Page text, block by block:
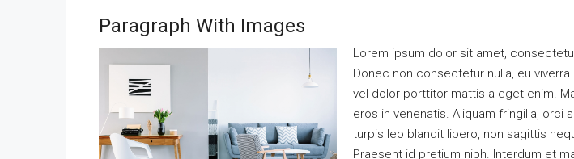
Paragraph With Images
Lorem ipsum dolor sit amet,
Donec non consectetur nulla, eu
vel dolor porttitor mattis a eget enim.
eros in venenatis. Aliquam fringilla, orci
turpis leo blandit libero, non sagittis
Praesent id pretium nibh. Interdum et